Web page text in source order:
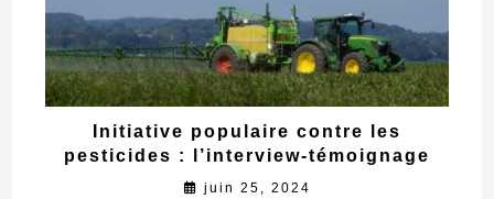
Initiative populaire contre les
pesticides : l’interview-témoignage
juin 25, 2024